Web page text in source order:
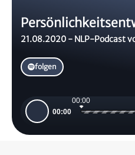
21.08.2020 - NLP-Podcast
folgen
Audio-
Player
00:00
00:00